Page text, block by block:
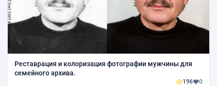
Реставрация и колоризация фотографии мужчины для
семейного архива.
196 0